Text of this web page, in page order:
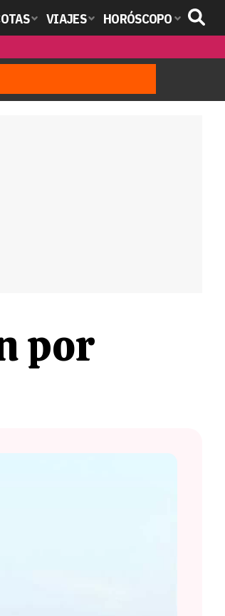
VIAJES HORÓSCOPO
por